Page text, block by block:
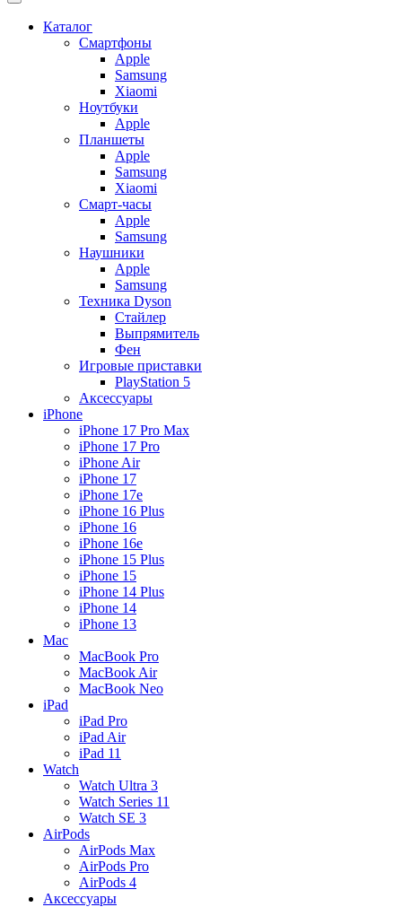
Каталог
Смартфоны
Apple
Samsung
Xiaomi
Ноутбуки
Apple
Планшеты
Apple
Samsung
Xiaomi
Смарт-часы
Apple
Samsung
Наушники
Apple
Samsung
Техника Dyson
Стайлер
Выпрямитель
Фен
Игровые приставки
PlayStation 5
Аксессуары
iPhone
iPhone 17 Pro Max
iPhone 17 Pro
iPhone Air
iPhone 17
iPhone 17e
iPhone 16 Plus
iPhone 16
iPhone 16e
iPhone 15 Plus
iPhone 15
iPhone 14 Plus
iPhone 14
iPhone 13
Mac
MacBook Pro
MacBook Air
MacBook Neo
iPad
iPad Pro
iPad Air
iPad 11
Watch
Watch Ultra 3
Watch Series 11
Watch SE 3
AirPods
AirPods Max
AirPods Pro
AirPods 4
Аксессуары